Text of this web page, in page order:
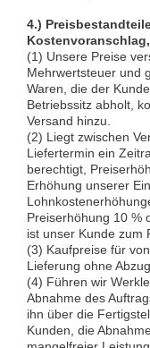
4.)
(1) Unsere Preise
Mehrwertsteuer und
Waren, die der
Betriebssitz abholt,
Versand hinzu.
(2) Liegt zwischen
Liefertermin ein
berechtigt,
Erhöhung unserer
Preiserhöhung 10 %
ist unser Kunde zum
(3) Kaufpreise für
Lieferung ohne
(4) Führen wir
Abnahme des
ihn über die
Kunden, die